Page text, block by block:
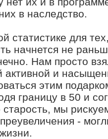
в наследство.
статистике для
начнется не
Нам просто
активной и
этим
границу в 50 и
мы
-